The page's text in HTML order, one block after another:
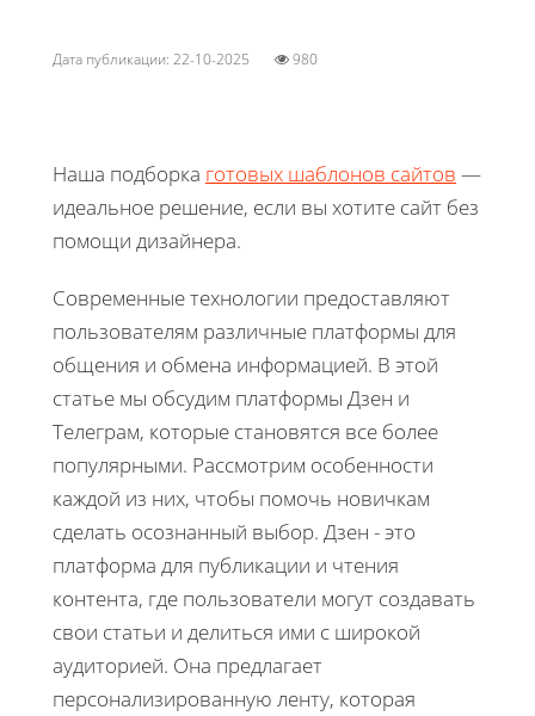
Дата публикации: 22-10-2025 980
Наша подборка готовых шаблонов сайтов —
идеальное решение, если вы хотите сайт без
помощи дизайнера.
Современные технологии предоставляют
пользователям различные платформы для
общения и обмена информацией. В этой
статье мы обсудим платформы Дзен и
Телеграм, которые становятся все более
популярными. Рассмотрим особенности
каждой из них, чтобы помочь новичкам
сделать осознанный выбор. Дзен - это
платформа для публикации и чтения
контента, где пользователи могут создавать
свои статьи и делиться ими с широкой
аудиторией. Она предлагает
персонализированную ленту, которая